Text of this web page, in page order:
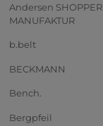
Andersen SHOPPER
MANUFAKTUR
b.belt
BECKMANN
Bench.
Bergpfeil